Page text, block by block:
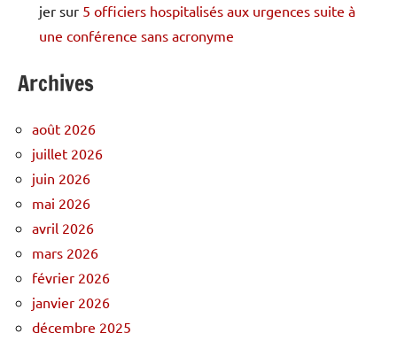
jer sur 5 officiers hospitalisés aux urgences suite à
une conférence sans acronyme
Archives
août 2026
juillet 2026
juin 2026
mai 2026
avril 2026
mars 2026
février 2026
janvier 2026
décembre 2025